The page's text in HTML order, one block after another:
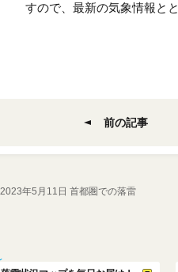
すので、最新の気象情報と
前の記事
2023年5月11日 首都圏での落雷